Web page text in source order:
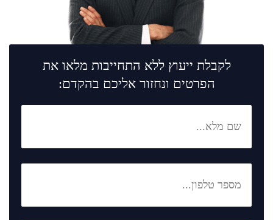
לקבלת ייעוץ ללא התחייבות מלאו את
הפרטים ונחזור אליכם בהקדם: